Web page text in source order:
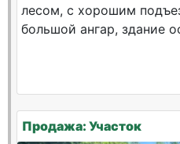
лесом, с хорошим
большой ангар, здание
Продажа: Участок